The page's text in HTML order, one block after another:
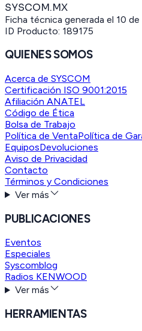
SYSCOM.MX
Ficha técnica generada el 10
ID Producto: 189175
QUIENES SOMOS
Acerca de SYSCOM
Certificación ISO 9001:2015
Afiliación ANATEL
Código de Ética
Bolsa de Trabajo
Política de VentaPolítica de
EquiposDevoluciones
Aviso de Privacidad
Contacto
Términos y Condiciones
Ver más
PUBLICACIONES
Eventos
Especiales
Syscomblog
Radios KENWOOD
Ver más
HERRAMIENTAS